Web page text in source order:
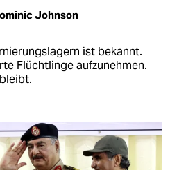
Johnson
ist bekannt.
Flüchtlinge aufzunehmen.